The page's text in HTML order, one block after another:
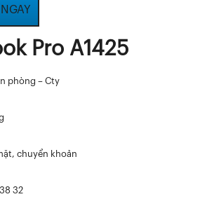
Pro A1425
phòng – Cty
chuyển khoản
32